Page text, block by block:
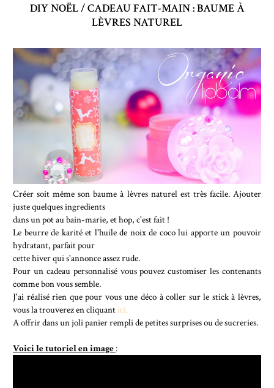
DIY NOËL / CADEAU FAIT-MAIN : BAUME À
LÈVRES NATUREL
Créer soit même son baume à lèvres naturel est très facile. Ajouter
juste quelques ingredients
dans un pot au bain-marie, et hop, c'est fait !
Le beurre de karité et l'huile de noix de coco lui apporte un pouvoir
hydratant, parfait pour
cette hiver qui s'annonce assez rude.
Pour un cadeau personnalisé vous pouvez customiser les contenants
comme bon vous semble.
J'ai réalisé rien que pour vous une déco à coller sur le stick à lèvres,
vous la trouverez en cliquant ici.
A offrir dans un joli panier rempli de petites surprises ou de sucreries.
Voici le tutoriel en image :